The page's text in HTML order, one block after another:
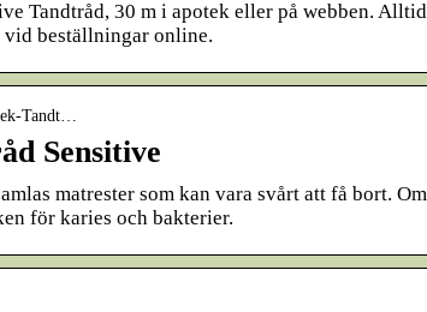
Tandtråd, 30 m i apotek eller på webben. Alltid
beställningar online.
Tandt…
Sensitive
matrester som kan vara svårt att få bort. Om
för karies och bakterier.